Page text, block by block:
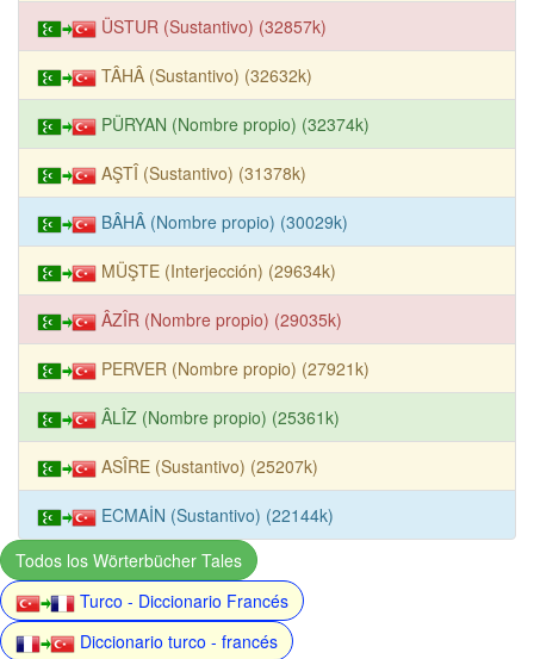
ÜSTUR (Sustantivo) (32857k)
TÂHÂ (Sustantivo) (32632k)
PÜRYAN (Nombre propio) (32374k)
AŞTÎ (Sustantivo) (31378k)
BÂHÂ (Nombre propio) (30029k)
MÜŞTE (Interjección) (29634k)
ÂZÎR (Nombre propio) (29035k)
PERVER (Nombre propio) (27921k)
ÂLÎZ (Nombre propio) (25361k)
ASÎRE (Sustantivo) (25207k)
ECMAİN (Sustantivo) (22144k)
Todos los Wörterbücher Tales
Turco - Diccionario Francés
Diccionario turco - francés